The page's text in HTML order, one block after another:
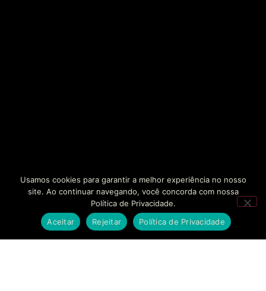
Usamos cookies para garantir a melhor experiência no nosso
site. Ao continuar navegando, você concorda com nossa
Política de Privacidade.
Aceitar
Rejeitar Política de Privacidade